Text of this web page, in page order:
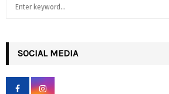
h
f
SOCIAL MEDIA